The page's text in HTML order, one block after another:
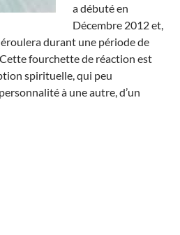
a débuté en
Décembre 2012 et,
durant une période de
fourchette de réaction est
spirituelle, qui peu
à une autre, d’un